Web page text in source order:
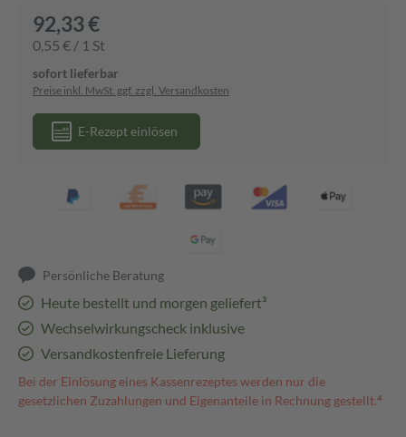
92,33 €
0,55 € / 1 St
sofort lieferbar
Preise inkl. MwSt. ggf. zzgl. Versandkosten
E-Rezept einlösen
Persönliche Beratung
Heute bestellt und morgen geliefert³
Wechselwirkungscheck inklusive
Versandkostenfreie Lieferung
Bei der Einlösung eines Kassenrezeptes werden nur die
gesetzlichen Zuzahlungen und Eigenanteile in Rechnung gestellt.⁴